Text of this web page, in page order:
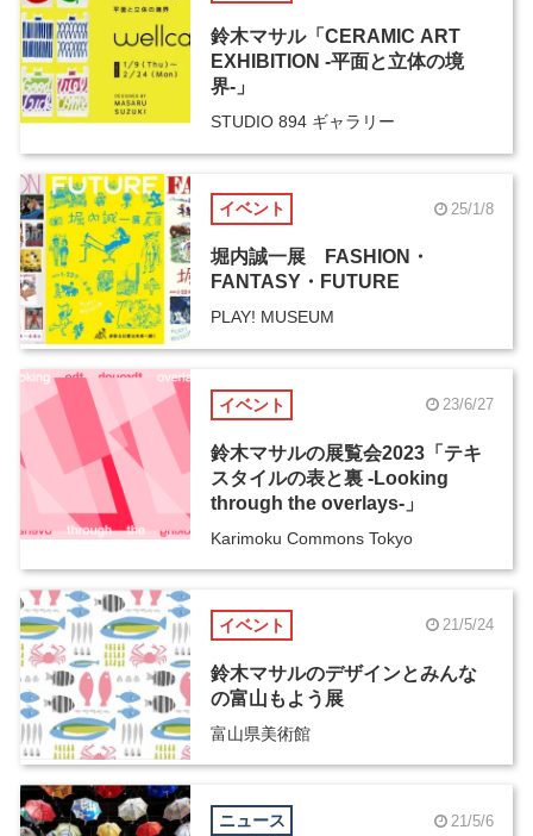
鈴木マサル「CERAMIC ART
EXHIBITION -平面と立体の境
界-」
STUDIO 894 ギャラリー
イベント 25/1/8
堀内誠一展 FASHION・
FANTASY・FUTURE
PLAY! MUSEUM
イベント 23/6/27
鈴木マサルの展覧会2023「テキ
スタイルの表と裏 -Looking
through the overlays-」
Karimoku Commons Tokyo
イベント 21/5/24
鈴木マサルのデザインとみんな
の富山もよう展
富山県美術館
ニュース 21/5/6